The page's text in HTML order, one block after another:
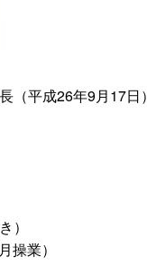
（平成26年9月17日）
）
操業）